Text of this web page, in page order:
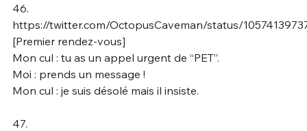
46.
https://twitter.com/OctopusCaveman/status/
[Premier rendez-vous]
Mon cul : tu as un appel urgent de “PET”.
Moi : prends un message !
Mon cul : je suis désolé mais il insiste.
47.